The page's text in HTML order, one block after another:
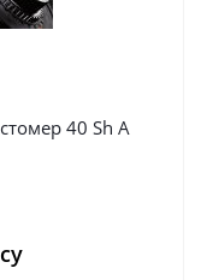
40 Sh А